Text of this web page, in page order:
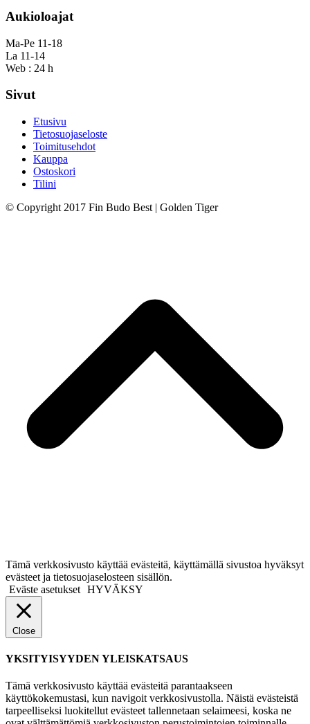
Aukioloajat
Ma-Pe 11-18
La 11-14
Web : 24 h
Sivut
Etusivu
Tietosuojaseloste
Toimitusehdot
Kauppa
Ostoskori
Tilini
© Copyright 2017 Fin Budo Best | Golden Tiger
Tämä verkkosivusto käyttää evästeitä, käyttämällä sivustoa hyväksyt
evästeet ja tietosuojaselosteen sisällön.
Eväste asetukset HYVÄKSY
Close
YKSITYISYYDEN YLEISKATSAUS
Tämä verkkosivusto käyttää evästeitä parantaakseen
käyttökokemustasi, kun navigoit verkkosivustolla. Näistä evästeistä
tarpeelliseksi luokitellut evästeet tallennetaan selaimeesi, koska ne